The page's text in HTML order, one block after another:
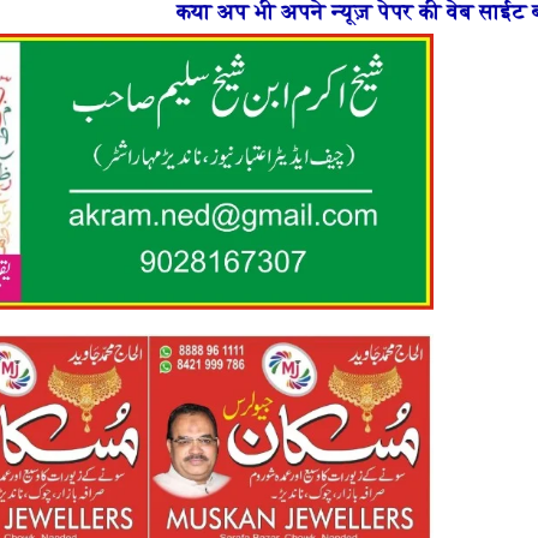
अपने न्यूज़ पेपर की वेब साईट बनाना चाहते है या फिर न्यूज़